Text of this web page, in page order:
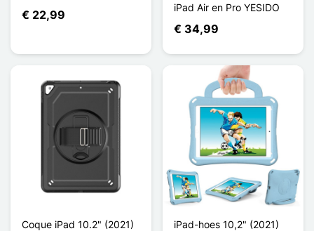
€ 22,99
iPad Air en Pro YESIDO
€ 34,99
Coque iPad 10.2" (2021)
iPad-hoes 10,2" (2021)